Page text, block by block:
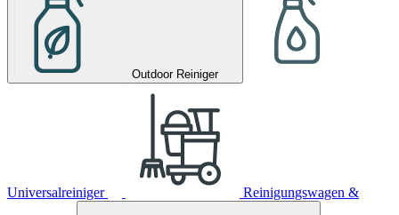
Outdoor Reiniger
Universalreiniger Reinigungswagen &